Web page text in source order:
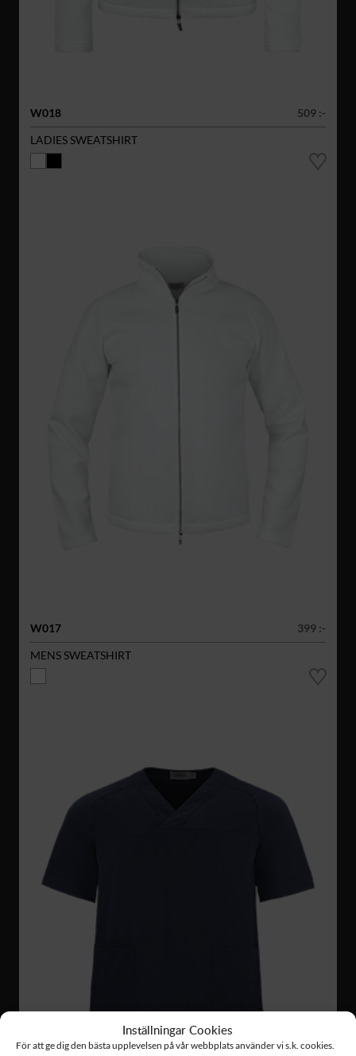
Inställningar Cookies
För att ge dig den bästa upplevelsen på vår webbplats använder vi s.k. cookies.
W018
509 :-
LADIES SWEATSHIRT
W017
399 :-
MENS SWEATSHIRT